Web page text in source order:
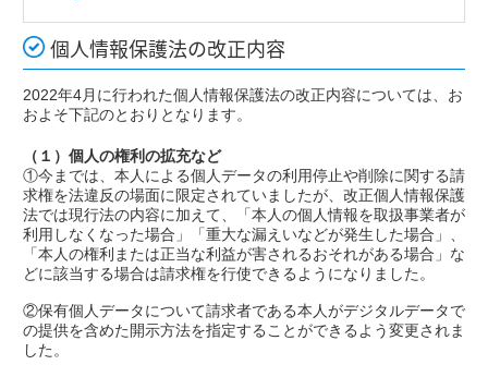
個人情報保護法の改正内容
2022年4月に行われた個人情報保護法の改正内容については、お
およそ下記のとおりとなります。
（１）個人の権利の拡充など
①今までは、本人による個人データの利用停止や削除に関する請
求権を法違反の場面に限定されていましたが、改正個人情報保護
法では現行法の内容に加えて、「本人の個人情報を取扱事業者が
利用しなくなった場合」「重大な漏えいなどが発生した場合」、
「本人の権利または正当な利益が害されるおそれがある場合」な
どに該当する場合は請求権を行使できるようになりました。
②保有個人データについて請求者である本人がデジタルデータで
の提供を含めた開示方法を指定することができるよう変更されま
した。